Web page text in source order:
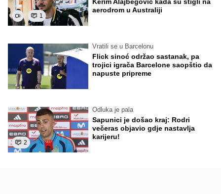
1
Kerim Alajbegović kada su stigli na
aerodrom u Australiji
Vratili se u Barcelonu
Flick sinoć održao sastanak, pa
trojici igrača Barcelone saopštio da
napuste pripreme
2
Odluka je pala
Sapunici je došao kraj: Rodri
večeras objavio gdje nastavlja
karijeru!